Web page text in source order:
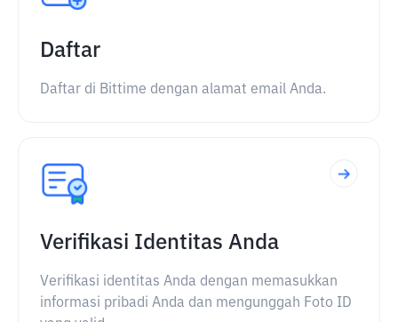
Daftar
Daftar di Bittime dengan alamat email Anda.
Verifikasi Identitas Anda
Verifikasi identitas Anda dengan memasukkan
informasi pribadi Anda dan mengunggah Foto ID